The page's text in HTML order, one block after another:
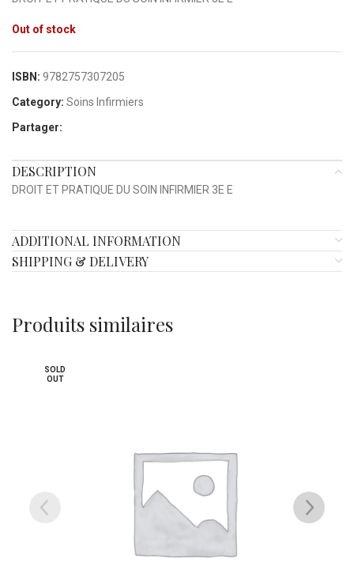
Out of stock
ISBN: 9782757307205
Category: Soins Infirmiers
Partager:
DESCRIPTION
DROIT ET PRATIQUE DU SOIN INFIRMIER 3E E
ADDITIONAL INFORMATION
SHIPPING & DELIVERY
Produits similaires